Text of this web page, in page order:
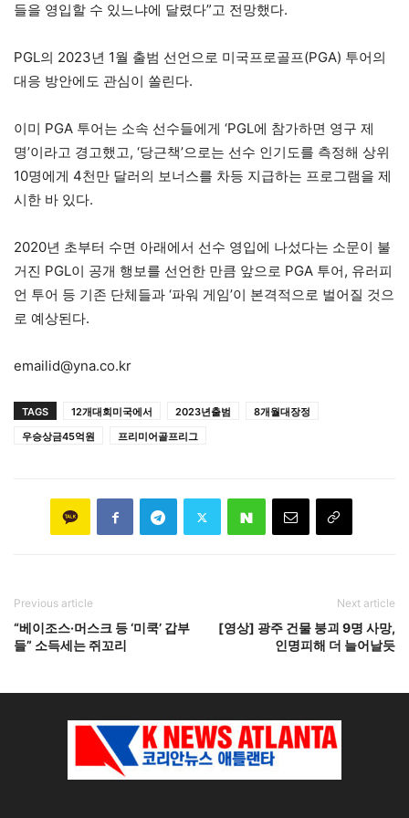
들을 영입할 수 있느냐에 달렸다”고 전망했다.
PGL의 2023년 1월 출범 선언으로 미국프로골프(PGA) 투어의
대응 방안에도 관심이 쏠린다.
이미 PGA 투어는 소속 선수들에게 ‘PGL에 참가하면 영구 제
명’이라고 경고했고, ‘당근책’으로는 선수 인기도를 측정해 상위
10명에게 4천만 달러의 보너스를 차등 지급하는 프로그램을 제
시한 바 있다.
2020년 초부터 수면 아래에서 선수 영입에 나섰다는 소문이 불
거진 PGL이 공개 행보를 선언한 만큼 앞으로 PGA 투어, 유러피
언 투어 등 기존 단체들과 ‘파워 게임’이 본격적으로 벌어질 것으
로 예상된다.
emailid@yna.co.kr
TAGS 12개대회미국에서 2023년출범
8개월대장정
우승상금45억원
프리미어골프리그
Previous article
“베이조스·머스크 등 ‘미쿡’ 갑부
들” 소득세는 쥐꼬리
Next article
[영상] 광주 건물 붕괴 9명 사망,
인명피해 더 늘어날듯